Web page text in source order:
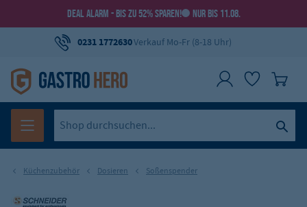
DEAL ALARM - BIS ZU 52% SPAREN! NUR BIS 11.08.
0231 1772630Verkauf Mo-Fr (8-18 Uhr)
Küchenzubehör Dosieren Soßenspender